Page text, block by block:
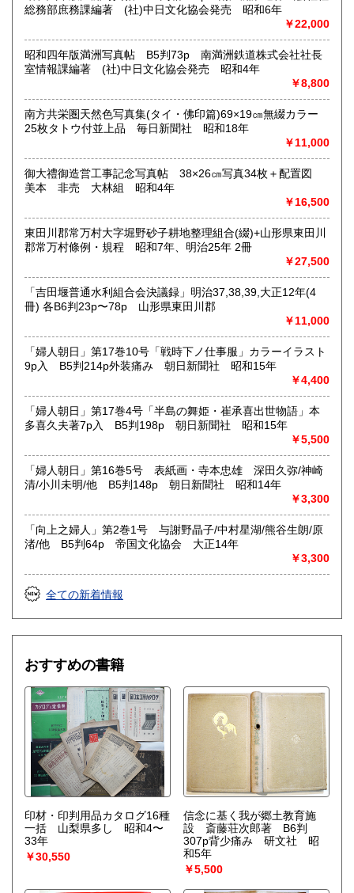
営業時間：10:00〜18:00
書籍の買取について
取り扱い分野
古典籍、近代文献、趣味、サブカルチャー、古書一般（その
和本・開拓/植民資料・戦時資料・文学一般・詩歌句集・児童
書 ・児童資料・芸能/サブカル・広告資料・ポスター・版画/
刷り物 ・絵葉書・双六・地図/鳥瞰図
総務部庶務課編著 (社)中日文化協会発売 昭和6年
￥22,000
昭和四年版満洲写真帖 B5判73p 南満洲鉄道株式会社社長
室情報課編著 (社)中日文化協会発売 昭和4年
￥8,800
南方共栄圏天然色写真集(タイ・佛印篇)69×19㎝無綴カラー
25枚タトウ付並上品 毎日新聞社 昭和18年
￥11,000
御大禮御造営工事記念写真帖 38×26㎝写真34枚＋配置図
美本 非売 大林組 昭和4年
￥16,500
東田川郡常万村大字堀野砂子耕地整理組合(綴)+山形県東田川
郡常万村條例・規程 昭和7年、明治25年 2冊
￥27,500
「吉田堰普通水利組合会決議録」明治37,38,39,大正12年(4
冊) 各B6判23p〜78p 山形県東田川郡
￥11,000
「婦人朝日」第17巻10号「戦時下ノ仕事服」カラーイラスト
9p入 B5判214p外装痛み 朝日新聞社 昭和15年
￥4,400
「婦人朝日」第17巻4号「半島の舞姫・崔承喜出世物語」本
多喜久夫著7p入 B5判198p 朝日新聞社 昭和15年
￥5,500
「婦人朝日」第16巻5号 表紙画・寺本忠雄 深田久弥/神崎
清/小川未明/他 B5判148p 朝日新聞社 昭和14年
￥3,300
「向上之婦人」第2巻1号 与謝野晶子/中村星湖/熊谷生朗/原
渚/他 B5判64p 帝国文化協会 大正14年
￥3,300
全ての新着情報
おすすめの書籍
印材・印判用品カタログ16種
一括 山梨県多し 昭和4〜
33年
￥30,550
信念に基く我が郷土教育施
設 斎藤荘次郎著 B6判
307p背少痛み 研文社 昭
和5年
￥5,500